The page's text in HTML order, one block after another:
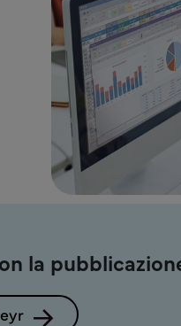
la